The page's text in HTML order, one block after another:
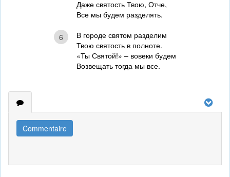
Даже святость Твою, Отче,
Все мы будем разделять.
6
В городе святом разделим
Твою святость в полноте.
«Ты Святой!» – вовеки будем
Возвещать тогда мы все.
Commentaire